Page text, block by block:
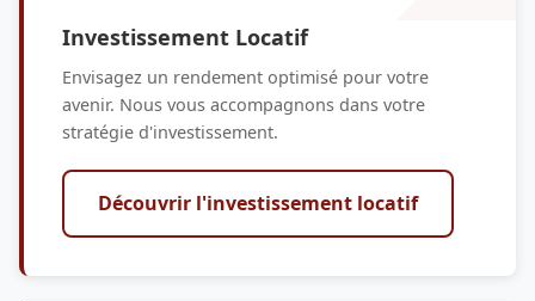
Investissement Locatif
Envisagez un rendement optimisé pour votre
avenir. Nous vous accompagnons dans votre
stratégie d'investissement.
Découvrir l'investissement locatif